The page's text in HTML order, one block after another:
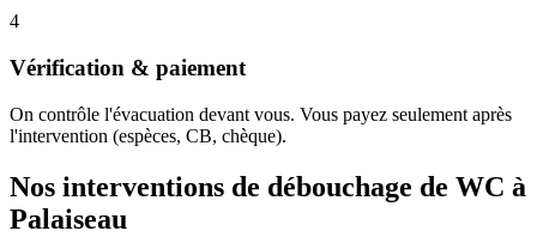
4
Vérification & paiement
On contrôle l'évacuation devant vous. Vous payez seulement après
l'intervention (espèces, CB, chèque).
Nos interventions de débouchage de WC à
Palaiseau